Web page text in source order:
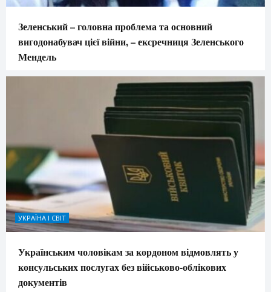
Зеленський – головна проблема та основний
вигодонабувач цієї війни, – ексречниця Зеленського
Мендель
УКРАЇНА І СВІТ
Українським чоловікам за кордоном відмовлять у
консульських послугах без військово-облікових
документів